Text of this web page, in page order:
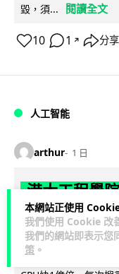
本網站正使用
我們使用 Cookie 改
我們的網站即表示您
策 。
毀，須...
閱讀全文
10 1 ↗ 分享
人工智能
arthur 1 日
港大工程學
勝標準 CPU
港大團隊研發極簡架
二硫化鉬及半金屬銻